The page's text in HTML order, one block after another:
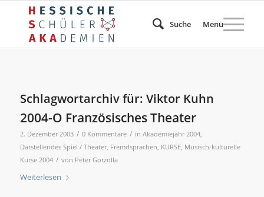
Suche Menü
Schlagwortarchiv für: Viktor Kuhn
2004-O Französisches Theater
2. Dezember 2003 / 0 Kommentare / in Akademiejahr 2004,
Darstellendes Spiel / Theater, Fremdsprachen, KURSE, Musisch-kulturelle
Kurse 2004 / von Peter Gorzolla
Weiterlesen